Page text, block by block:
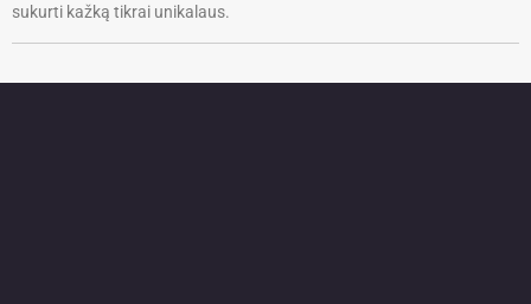
sukurti kažką tikrai unikalaus.